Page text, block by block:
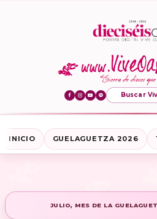
Buscar
INICIO GUELAGUETZA 2026
JULIO, MES DE LA